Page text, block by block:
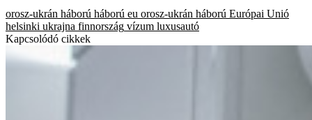
orosz-ukrán háború háború eu orosz-ukrán háború Európai Unió
helsinki ukrajna finnország vízum luxusautó
Kapcsolódó cikkek